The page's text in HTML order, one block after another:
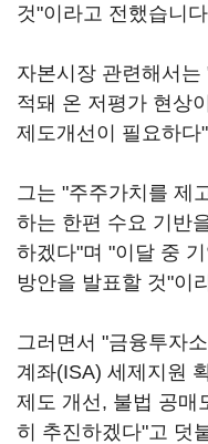
것"이라고 전했습니
자본시장 관련해서는
적돼 온 저평가 현상
제도개선이 필요하다
그는 "주주가치를 제
하는 한편 수요 기반
하겠다"며 "이달 중
방안을 발표할 것"이
그러면서 "금융투자
계좌(ISA) 세제지원
제도 개선, 불법 공매
히 추진하겠다"고 덧